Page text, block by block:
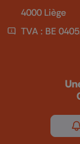
4000 Liège
TVA : BE